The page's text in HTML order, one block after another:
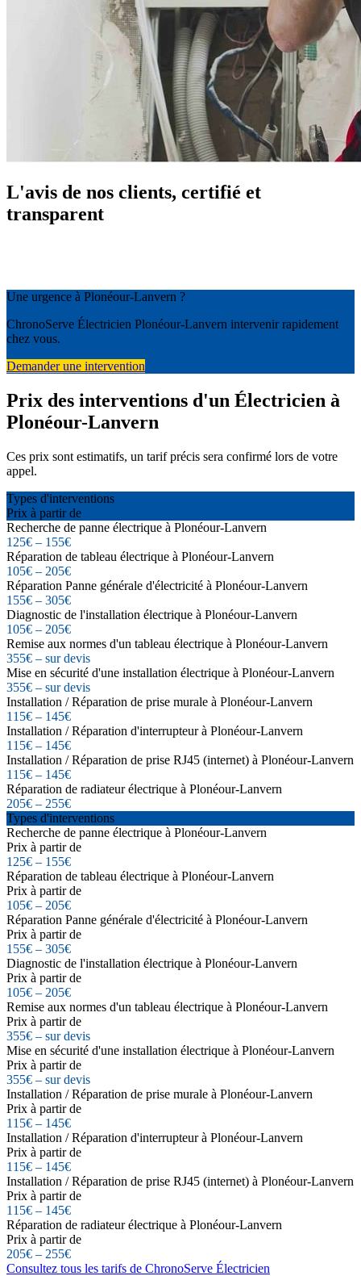
L'avis de nos clients, certifié et
transparent
Une urgence à Plonéour-Lanvern ?
ChronoServe Électricien Plonéour-Lanvern intervenir rapidement
chez vous.
Demander une intervention
Prix des interventions d'un Électricien à
Plonéour-Lanvern
Ces prix sont estimatifs, un tarif précis sera confirmé lors de votre
appel.
Types d'interventions
Prix à partir de
Recherche de panne électrique à Plonéour-Lanvern
125€ – 155€
Réparation de tableau électrique à Plonéour-Lanvern
105€ – 205€
Réparation Panne générale d'électricité à Plonéour-Lanvern
155€ – 305€
Diagnostic de l'installation électrique à Plonéour-Lanvern
105€ – 205€
Remise aux normes d'un tableau électrique à Plonéour-Lanvern
355€ – sur devis
Mise en sécurité d'une installation électrique à Plonéour-Lanvern
355€ – sur devis
Installation / Réparation de prise murale à Plonéour-Lanvern
115€ – 145€
Installation / Réparation d'interrupteur à Plonéour-Lanvern
115€ – 145€
Installation / Réparation de prise RJ45 (internet) à Plonéour-Lanvern
115€ – 145€
Réparation de radiateur électrique à Plonéour-Lanvern
205€ – 255€
Types d'interventions
Recherche de panne électrique à Plonéour-Lanvern
Prix à partir de
125€ – 155€
Réparation de tableau électrique à Plonéour-Lanvern
Prix à partir de
105€ – 205€
Réparation Panne générale d'électricité à Plonéour-Lanvern
Prix à partir de
155€ – 305€
Diagnostic de l'installation électrique à Plonéour-Lanvern
Prix à partir de
105€ – 205€
Remise aux normes d'un tableau électrique à Plonéour-Lanvern
Prix à partir de
355€ – sur devis
Mise en sécurité d'une installation électrique à Plonéour-Lanvern
Prix à partir de
355€ – sur devis
Installation / Réparation de prise murale à Plonéour-Lanvern
Prix à partir de
115€ – 145€
Installation / Réparation d'interrupteur à Plonéour-Lanvern
Prix à partir de
115€ – 145€
Installation / Réparation de prise RJ45 (internet) à Plonéour-Lanvern
Prix à partir de
115€ – 145€
Réparation de radiateur électrique à Plonéour-Lanvern
Prix à partir de
205€ – 255€
Consultez tous les tarifs de ChronoServe Électricien